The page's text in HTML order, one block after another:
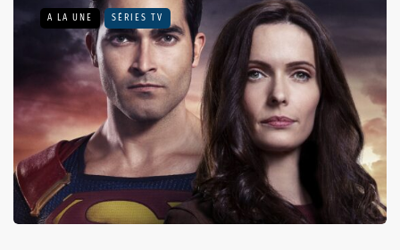
A LA UNE SÉRIES TV